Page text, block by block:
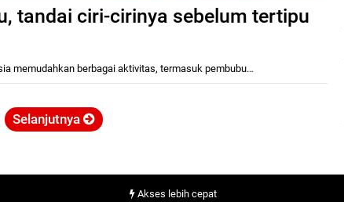
tandai ciri-cirinya sebelum tertipu
memudahkan berbagai aktivitas, termasuk pembubu…
Selanjutnya
Akses lebih cepat